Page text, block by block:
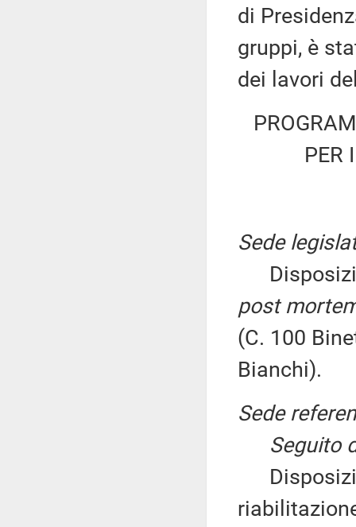
di
gruppi, è
dei lavori
PER
Sede
post
(C. 100
Bianchi).
Sede
Seguito